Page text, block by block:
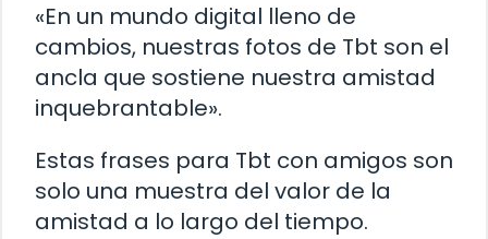
«En un mundo digital lleno de
cambios, nuestras fotos de Tbt son el
ancla que sostiene nuestra amistad
inquebrantable».
Estas frases para Tbt con amigos son
solo una muestra del valor de la
amistad a lo largo del tiempo.